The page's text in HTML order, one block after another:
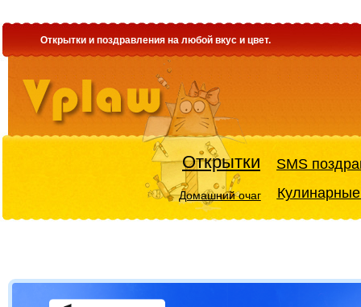
Открытки и поздравления на любой вкус и цвет.
Открытки SMS
Домашний очаг